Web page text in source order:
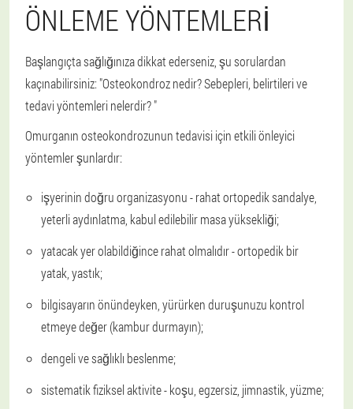
ÖNLEME YÖNTEMLERI
Başlangıçta sağlığınıza dikkat ederseniz, şu sorulardan
kaçınabilirsiniz: "Osteokondroz nedir? Sebepleri, belirtileri ve
tedavi yöntemleri nelerdir? "
Omurganın osteokondrozunun tedavisi için etkili önleyici
yöntemler şunlardır:
işyerinin doğru organizasyonu - rahat ortopedik sandalye,
yeterli aydınlatma, kabul edilebilir masa yüksekliği;
yatacak yer olabildiğince rahat olmalıdır - ortopedik bir
yatak, yastık;
bilgisayarın önündeyken, yürürken duruşunuzu kontrol
etmeye değer (kambur durmayın);
dengeli ve sağlıklı beslenme;
sistematik fiziksel aktivite - koşu, egzersiz, jimnastik, yüzme;